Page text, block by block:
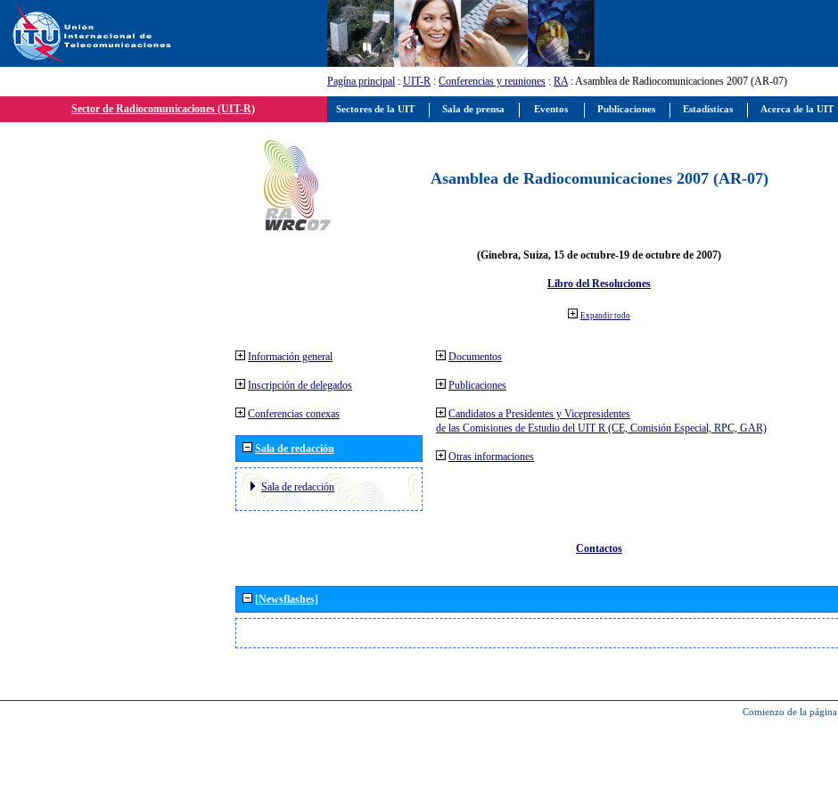
Pagína principal : UIT-R : Conferencias y reuniones : RA: Asamblea de Radiocomunicaciones 2007 (AR-07)
Sector de Radiocomunicaciones (UIT-R)
Asamblea de Radiocomunicaciones 2007 (AR-07)
(Ginebra, Suiza, 15 de octubre-19 de octubre de 2007)
Libro del Resoluciones
Expandir todo
Información general
Inscripción de delegados
Conferencias conexas
Sala de redacción
Sala de redacción
Documentos
Publicaciones
Candidatos a Presidentes y Vicepresidentes
de las Comisiones de Estudio del UIT R (CE, Comisión Especial, RPC, GAR)
Otras informaciones
Contactos
[Newsflashes]
Comienzo de la página
Sectores de la UIT Sala de prensa Eventos Publicaciones Estadísticas Acerca de la UIT